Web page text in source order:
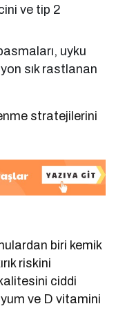
ve tip 2
uyku
sık rastlanan
stratejilerini
biri kemik
riskini
ciddi
ve D vitamini